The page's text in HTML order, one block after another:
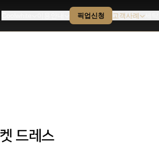
픽업신청 고객사례
드레스